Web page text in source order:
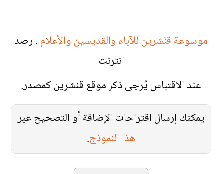
موسوعة قنّشرين للآباء والقديسين والأعلام. رصد
انترنت
عند الاقتباس يُرجى ذكر موقع قنشرين كمصدر.
يمكنك إرسال اقتراحات الإضافة أو التصحيح عبر
هذا النموذج.